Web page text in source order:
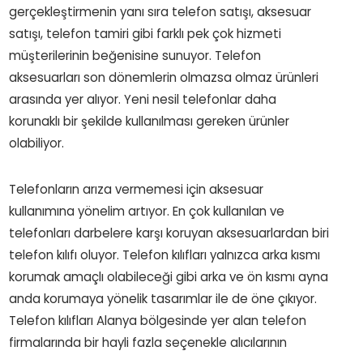
gerçekleştirmenin yanı sıra telefon satışı, aksesuar
satışı, telefon tamiri gibi farklı pek çok hizmeti
müşterilerinin beğenisine sunuyor. Telefon
aksesuarları son dönemlerin olmazsa olmaz ürünleri
arasında yer alıyor. Yeni nesil telefonlar daha
korunaklı bir şekilde kullanılması gereken ürünler
olabiliyor.
Telefonların arıza vermemesi için aksesuar
kullanımına yönelim artıyor. En çok kullanılan ve
telefonları darbelere karşı koruyan aksesuarlardan biri
telefon kılıfı oluyor. Telefon kılıfları yalnızca arka kısmı
korumak amaçlı olabileceği gibi arka ve ön kısmı ayna
anda korumaya yönelik tasarımlar ile de öne çıkıyor.
Telefon kılıfları Alanya bölgesinde yer alan telefon
firmalarında bir hayli fazla seçenekle alıcılarının